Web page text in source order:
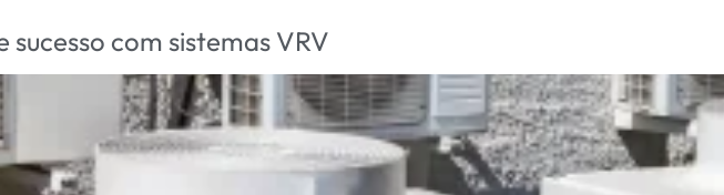
sucesso com sistemas VRV